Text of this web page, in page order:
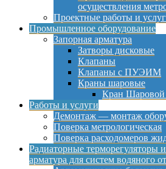
осуществления
Проектные работы и
Промышленное оборудование
Запорная арматура
Затворы дисковые
Клапаны
Клапаны с ПУЭИМ
Краны шаровые
Кран
Работы и услуги
Демонтаж — монтаж
Поверка метрологическая
Поверка расходомеров
Радиаторные терморегуляторы
арматура для систем водяного